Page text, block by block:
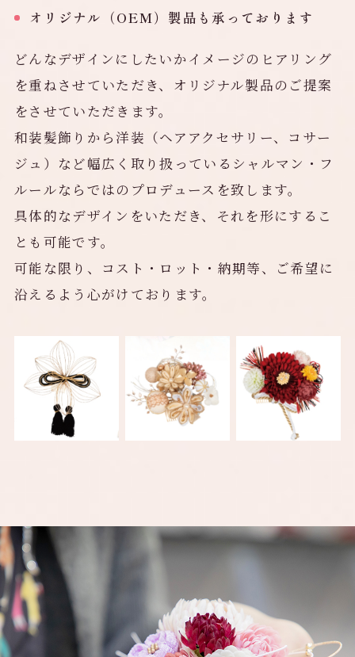
オリジナル（OEM）製品も承っております
どんなデザインにしたいかイメージのヒアリング
を重ねさせていただき、オリジナル製品のご提案
をさせていただきます。
和装髪飾りから洋装（ヘアアクセサリー、コサー
ジュ）など幅広く取り扱っているシャルマン・フ
ルールならではのプロデュースを致します。
具体的なデザインをいただき、それを形にするこ
とも可能です。
可能な限り、コスト・ロット・納期等、ご希望に
沿えるよう心がけております。